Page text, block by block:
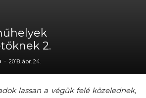
2.
- 2018. ápr. 24.
lassan a végük felé közelednek,